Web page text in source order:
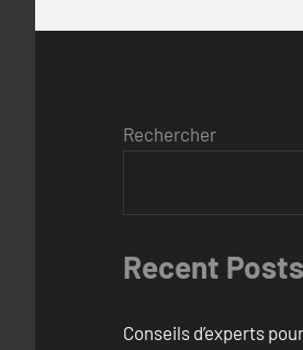
Rechercher
Recent Posts
Conseils d’experts